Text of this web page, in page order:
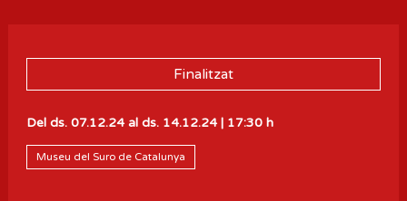
Finalitzat
Del ds. 07.12.24 al ds. 14.12.24 | 17:30 h
Museu del Suro de Catalunya